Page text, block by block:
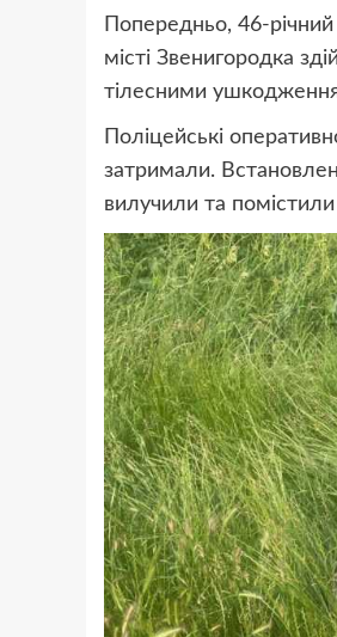
Попередньо, 46-
місті Звенигородка
тілесними
Поліцейські
затримали.
вилучили та